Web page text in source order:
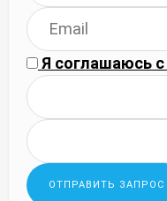
Я соглашаюсь с